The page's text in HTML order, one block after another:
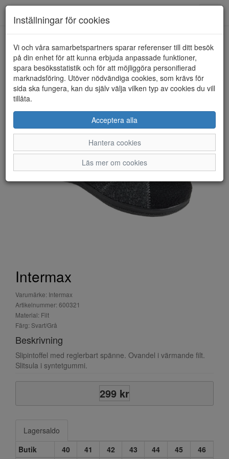
HEM INTERMAX
Intermax
Varumärke: Intermax
Artikelnummer: 600321
Material: Filt
Färg: Svart/Grå
Beskrivning
Slipintoffel med reglerbart spänne. Ovandel i värmande filt.
Slitsula i syntetgummi.
299 kr
Lagersaldo
Butik
40 41 42 43 44 45 46
Inställningar för cookies
Vi och våra samarbetspartners sparar referenser till ditt besök
på din enhet för att kunna erbjuda anpassade funktioner,
spara besöksstatistik och för att möjliggöra personifierad
marknadsföring. Utöver nödvändiga cookies, som krävs för
sida ska fungera, kan du själv välja vilken typ av cookies du vill
tillåta.
Acceptera alla
Hantera cookies
Läs mer om cookies